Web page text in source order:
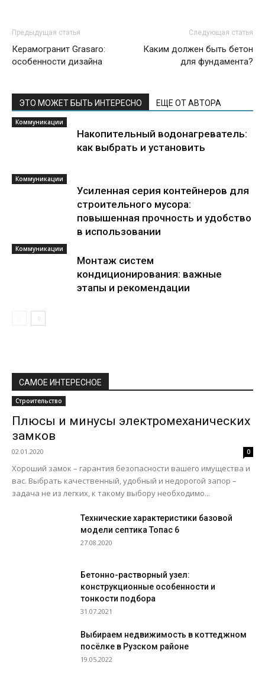
Предыдущая статья
Керамогранит Grasaro:
особенности дизайна
Следующая статья
Каким должен быть бетон
для фундамента?
ЭТО МОЖЕТ БЫТЬ ИНТЕРЕСНО ЕЩЕ ОТ АВТОРА
Коммуникации
Накопительный водонагреватель:
как выбрать и установить
Коммуникации
Усиленная серия контейнеров для
строительного мусора:
повышенная прочность и удобство
в использовании
Коммуникации
Монтаж систем
кондиционирования: важные
этапы и рекомендации
САМОЕ ИНТЕРЕСНОЕ
Строительство
Плюсы и минусы электромеханических
замков
02.01.2020 0
Хороший замок – гарантия безопасности вашего имущества и
вас. Выбрать качественный, удобный и недорогой запор –
задача не из легких, к такому выбору необходимо...
Технические характеристики базовой
модели септика Топас 6
27.08.2020
Бетонно-растворный узел:
конструкционные особенности и
тонкости подбора
31.07.2021
Выбираем недвижимость в коттеджном
посёлке в Рузском районе
19.05.2022